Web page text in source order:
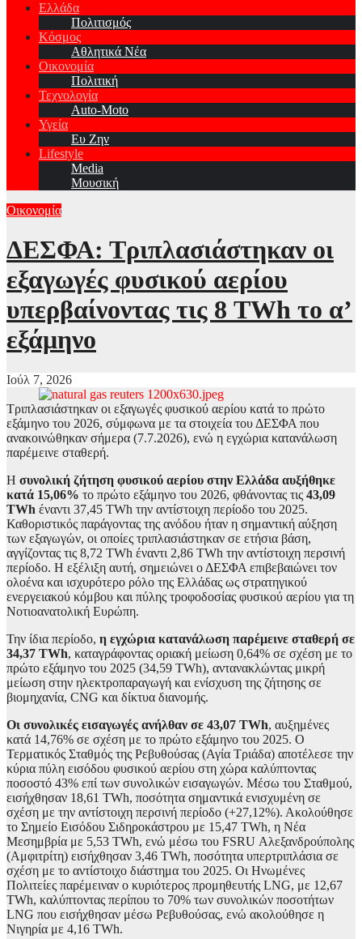
Ελλάδα
Πολιτισμός
Κόσμος
Αθλητικά Νέα
Οικονομία
Πολιτική
Τεχνολογία
Auto-Moto
Υγεία
Ευ Ζην
Lifestyle
Media
Μουσική
Οικονομία
ΔΕΣΦΑ: Τριπλασιάστηκαν οι
εξαγωγές φυσικού αερίου
υπερβαίνοντας τις 8 TWh το α’
εξάμηνο
Ιούλ 7, 2026
Τριπλασιάστηκαν οι εξαγωγές φυσικού αερίου κατά το πρώτο
εξάμηνο του 2026, σύμφωνα με τα στοιχεία του ΔΕΣΦΑ που
ανακοινώθηκαν σήμερα (7.7.2026), ενώ η εγχώρια κατανάλωση
παρέμεινε σταθερή.
Η συνολική ζήτηση φυσικού αερίου στην Ελλάδα αυξήθηκε
κατά 15,06% το πρώτο εξάμηνο του 2026, φθάνοντας τις 43,09
TWh έναντι 37,45 TWh την αντίστοιχη περίοδο του 2025.
Καθοριστικός παράγοντας της ανόδου ήταν η σημαντική αύξηση
των εξαγωγών, οι οποίες τριπλασιάστηκαν σε ετήσια βάση,
αγγίζοντας τις 8,72 TWh έναντι 2,86 TWh την αντίστοιχη περσινή
περίοδο. Η εξέλιξη αυτή, σημειώνει ο ΔΕΣΦΑ επιβεβαιώνει τον
ολοένα και ισχυρότερο ρόλο της Ελλάδας ως στρατηγικού
ενεργειακού κόμβου και πύλης τροφοδοσίας φυσικού αερίου για τη
Νοτιοανατολική Ευρώπη.
Την ίδια περίοδο, η εγχώρια κατανάλωση παρέμεινε σταθερή σε
34,37 TWh, καταγράφοντας οριακή μείωση 0,64% σε σχέση με το
πρώτο εξάμηνο του 2025 (34,59 TWh), αντανακλώντας μικρή
μείωση στην ηλεκτροπαραγωγή και ενίσχυση της ζήτησης σε
βιομηχανία, CNG και δίκτυα διανομής.
Οι συνολικές εισαγωγές ανήλθαν σε 43,07 TWh, αυξημένες
κατά 14,76% σε σχέση με το πρώτο εξάμηνο του 2025. Ο
Τερματικός Σταθμός της Ρεβυθούσας (Αγία Τριάδα) αποτέλεσε την
κύρια πύλη εισόδου φυσικού αερίου στη χώρα καλύπτοντας
ποσοστό 43% επί των συνολικών εισαγωγών. Μέσω του Σταθμού,
εισήχθησαν 18,61 TWh, ποσότητα σημαντικά ενισχυμένη σε
σχέση με την αντίστοιχη περσινή περίοδο (+27,12%). Ακολούθησε
το Σημείο Εισόδου Σιδηροκάστρου με 15,47 TWh, η Νέα
Μεσημβρία με 5,53 TWh, ενώ μέσω του FSRU Αλεξανδρούπολης
(Αμφιτρίτη) εισήχθησαν 3,46 TWh, ποσότητα υπερτριπλάσια σε
σχέση με το αντίστοιχο διάστημα του 2025. Οι Ηνωμένες
Πολιτείες παρέμειναν ο κυριότερος προμηθευτής LNG, με 12,67
TWh, καλύπτοντας περίπου το 70% των συνολικών ποσοτήτων
LNG που εισήχθησαν μέσω Ρεβυθούσας, ενώ ακολούθησε η
Νιγηρία με 4,16 TWh.